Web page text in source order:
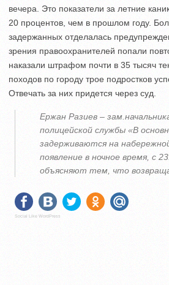
вечера. Это показатели за летние
20 процентов, чем в прошлом году.
задержанных отделалась
зрения правоохранителей попали
наказали штрафом почти в 35 тысяч
походов по городу трое подростков
Отвечать за них придется через суд.
Ержан Разиев –
полицейской службы «В
задерживаются на
появление в ночное время, с
объясняют тем, что
Social Like WordPress